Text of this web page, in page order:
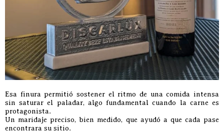
Esa finura permitió sostener el ritmo de una comida intensa
sin saturar el paladar, algo fundamental cuando la carne es
protagonista.
Un maridaje preciso, bien medido, que ayudó a que cada pase
encontrara su sitio.